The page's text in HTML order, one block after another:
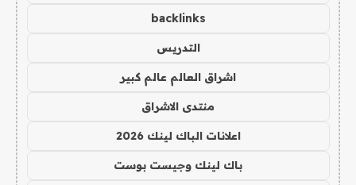
backlinks
التدريس
اشراق العالم عالم كبير
منتدى الاشراق
اعلانات الباك لينك 2026
باك لينك وجيست بوست